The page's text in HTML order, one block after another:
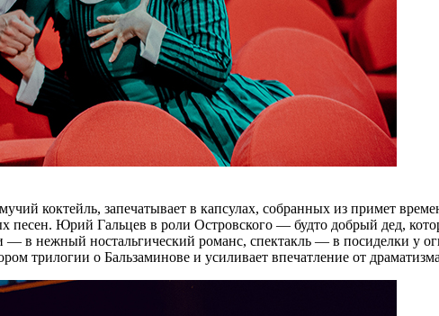
коктейль, запечатывает в капсулах, собранных из примет
Юрий Гальцев в роли Островского — будто добрый дед,
в нежный ностальгический романс, спектакль — в посиделки у
трилогии о Бальзаминове и усиливает впечатление от